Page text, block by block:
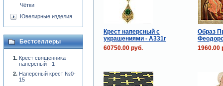
Крест наперсный с
украшениями - А331г
Образ
60750.00 руб.
1960.00
Чётки
Ювелирные изделия
Бестселлеры
Крест священника
наперсный - 1
Наперсный крест №0-
15